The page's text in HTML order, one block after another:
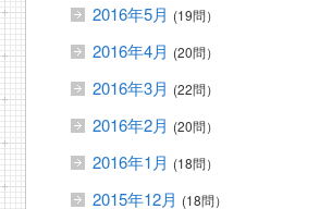
2016年5月 (19問）
2016年4月 (20問）
2016年3月 (22問）
2016年2月 (20問）
2016年1月 (18問）
2015年12月 (18問）